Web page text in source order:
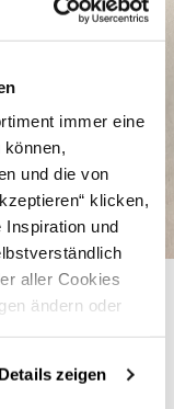
immer eine
und die von
klicken,
Inspiration und
aller Cookies
ändern oder
Details zeigen
- TESSA BEIGE